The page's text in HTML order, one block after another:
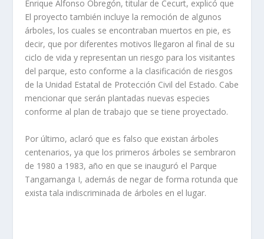
Enrique Alfonso Obregón, titular de Cecurt, explicó que
El proyecto también incluye la remoción de algunos
árboles, los cuales se encontraban muertos en pie, es
decir, que por diferentes motivos llegaron al final de su
ciclo de vida y representan un riesgo para los visitantes
del parque, esto conforme a la clasificación de riesgos
de la Unidad Estatal de Protección Civil del Estado. Cabe
mencionar que serán plantadas nuevas especies
conforme al plan de trabajo que se tiene proyectado.
Por último, aclaró que es falso que existan árboles
centenarios, ya que los primeros árboles se sembraron
de 1980 a 1983, año en que se inauguró el Parque
Tangamanga I, además de negar de forma rotunda que
exista tala indiscriminada de árboles en el lugar.